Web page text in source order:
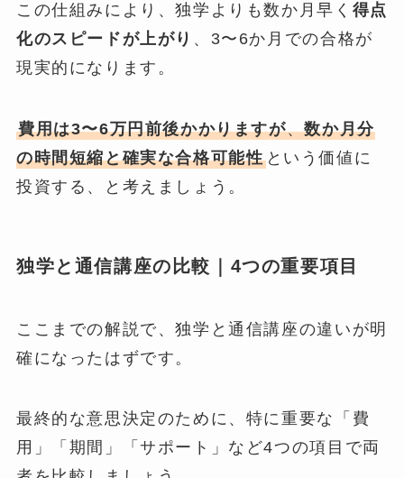
この仕組みにより、独学よりも数か月早く 得点
化のスピードが上がり 、3〜6か月での合格が
現実的になります。
費用は3〜6万円前後かかりますが、数か月分
の時間短縮と確実な合格可能性という価値に
投資する、と考えましょう。
独学と通信講座の比較｜4つの重要項目
ここまでの解説で、独学と通信講座の違いが明
確になったはずです。
最終的な意思決定のために、特に重要な「費
用」「期間」「サポート」など4つの項目で両